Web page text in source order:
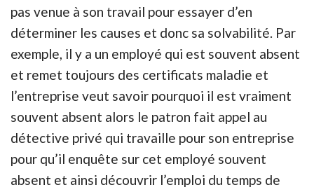
pas venue à son travail pour essayer d’en
déterminer les causes et donc sa solvabilité. Par
exemple, il y a un employé qui est souvent absent
et remet toujours des certificats maladie et
l’entreprise veut savoir pourquoi il est vraiment
souvent absent alors le patron fait appel au
détective privé qui travaille pour son entreprise
pour qu’il enquête sur cet employé souvent
absent et ainsi découvrir l’emploi du temps de